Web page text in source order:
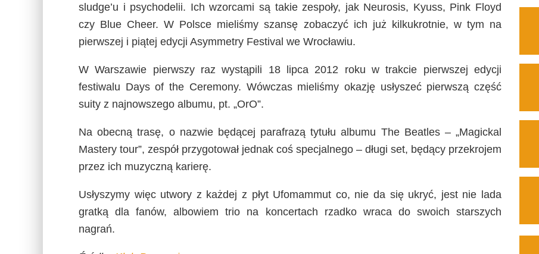
sludge’u i psychodelii. Ich wzorcami są takie zespoły, jak Neurosis, Kyuss, Pink Floyd
czy Blue Cheer. W Polsce mieliśmy szansę zobaczyć ich już kilkukrotnie, w tym na
pierwszej i piątej edycji Asymmetry Festival we Wrocławiu.
W Warszawie pierwszy raz wystąpili 18 lipca 2012 roku w trakcie pierwszej edycji
festiwalu Days of the Ceremony. Wówczas mieliśmy okazję usłyszeć pierwszą część
suity z najnowszego albumu, pt. „OrO”.
Na obecną trasę, o nazwie będącej parafrazą tytułu albumu The Beatles – „Magickal
Mastery tour”, zespół przygotował jednak coś specjalnego – długi set, będący przekrojem
przez ich muzyczną karierę.
Usłyszymy więc utwory z każdej z płyt Ufomammut co, nie da się ukryć, jest nie lada
gratką dla fanów, albowiem trio na koncertach rzadko wraca do swoich starszych
nagrań.